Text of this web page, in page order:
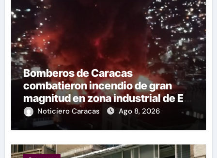
Bomberos de Caracas
combatieron incendio de gran
magnitud en zona industrial de El
Llanito
Noticiero Caracas Ago 8, 2026